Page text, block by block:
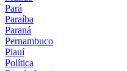
Pará
Paraíba
Paraná
Pernambuco
Piauí
Política